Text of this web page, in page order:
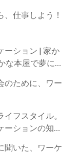
仕事しよう！
ーション | 家か
な本屋で夢に近
のために、ワー
フスタイル。
ションの知ら
聞いた、ワーケ